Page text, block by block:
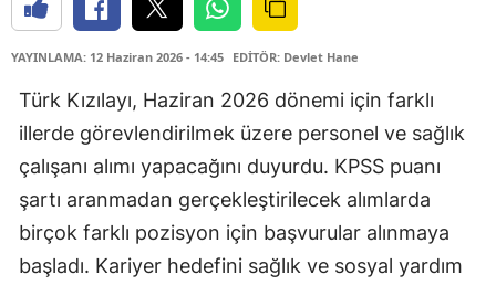
YAYINLAMA: 12 Haziran 2026 - 14:45 EDİTÖR: Devlet Hane
Türk Kızılayı, Haziran 2026 dönemi için farklı
illerde görevlendirilmek üzere personel ve sağlık
çalışanı alımı yapacağını duyurdu. KPSS puanı
şartı aranmadan gerçekleştirilecek alımlarda
birçok farklı pozisyon için başvurular alınmaya
başladı. Kariyer hedefini sağlık ve sosyal yardım